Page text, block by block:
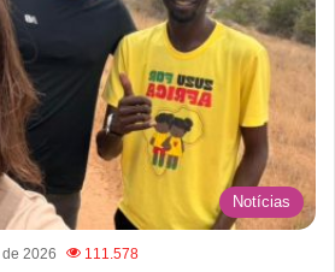
Notícias
2026 111.578